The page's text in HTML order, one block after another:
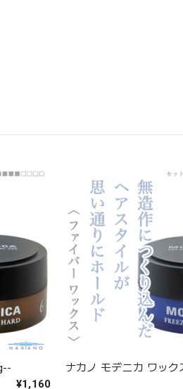
¥1,160
ナカノ モデニカ ワック